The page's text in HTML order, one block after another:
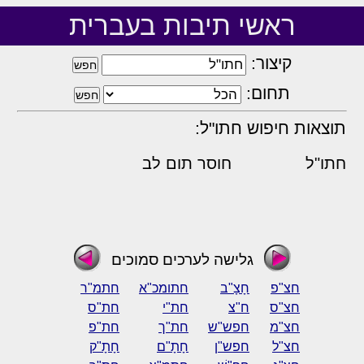
ראשי תיבות בעברית
קיצור:
תחום:
תוצאות חיפוש חתו"ל:
חתו"ל חוסר תום לב
גלישה לערכים סמוכים
חצ"פ חָצָ"ב חתומכ"א
חתמ"ר
חצ"ס
ח"צ חת"י
חת"ס
חצ"מ
חפש"ש חת"ך
חת"פ
חצ"ל
חפש"ן חָתָ"ם
חָתָ"ק